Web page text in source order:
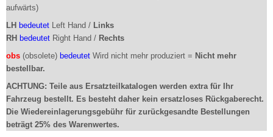
aufwärts)
LH bedeutet Left Hand / Links
RH bedeutet Right Hand / Rechts
obs (obsolete) bedeutet Wird nicht mehr produziert = Nicht mehr
bestellbar.
ACHTUNG: Teile aus Ersatzteilkatalogen werden extra für Ihr
Fahrzeug bestellt. Es besteht daher kein ersatzloses Rückgaberecht.
Die Wiedereinlagerungsgebühr für zurückgesandte Bestellungen
beträgt 25% des Warenwertes.